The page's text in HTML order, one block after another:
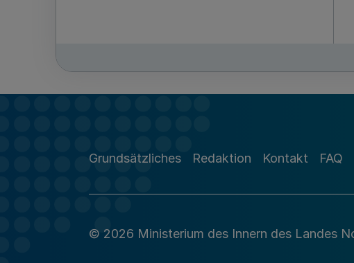
Grundsätzliches Redaktion Kontakt FAQ
© 2026 Ministerium des Innern des Landes